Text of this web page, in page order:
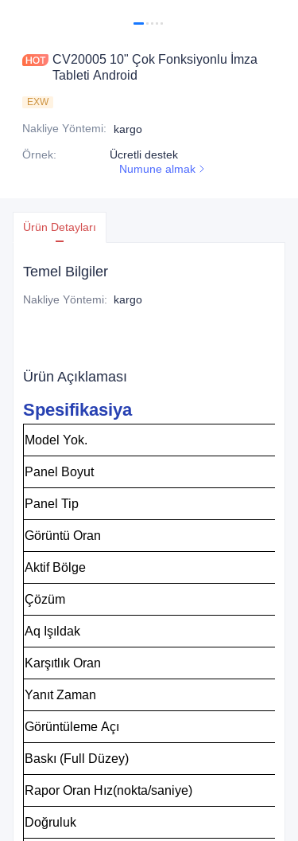
CV20005 10" Çok Fonksiyonlu İmza
Tableti Android
EXW
Nakliye Yöntemi:
kargo
Örnek:
Ücretli destek
Numune almak
Ürün Detayları
Temel Bilgiler
Nakliye Yöntemi: kargo
Ürün Açıklaması
Spesifikasiya
Model Yok.
Panel Boyut
Panel Tip
Görüntü Oran
Aktif Bölge
Çözüm
Aq Işıldak
Karşıtlık Oran
Yanıt Zaman
Görüntüleme Açı
Baskı (Full Düzey)
Rapor Oran Hız(nokta/saniye)
Doğruluk